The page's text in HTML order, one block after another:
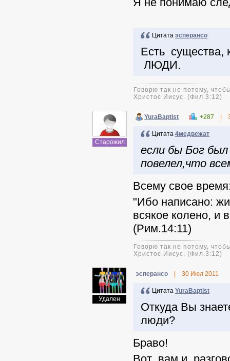
Цитата эсперансо
Есть
ЛЮДИ.
Говорю так не потому,
Христос Иисус. (Фил.3:12)
Старожил
YuraBaptist +287
Цитата 4медвежат
если бы Бог
повелел,что
Всему свое
"Ибо написано:
всякое колено, и
(Рим.14:11)
Говорю так не потому,
Христос Иисус. (Фил.3:12)
Удален
эсперансо 30 Июл 2011
Цитата YuraBaptist
Откуда Вы
люди?
Браво!